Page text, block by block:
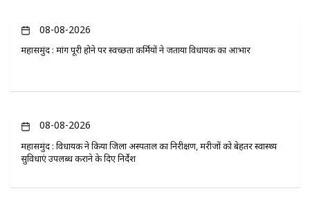
08-08-2026
महासमुंद : मांग पूरी होने पर स्वच्छता कर्मियों ने जताया विधायक का आभार
08-08-2026
महासमुंद : विधायक ने किया जिला अस्पताल का निरीक्षण, मरीजों को बेहतर स्वास्थ्य
सुविधाएं उपलब्ध कराने के दिए निर्देश